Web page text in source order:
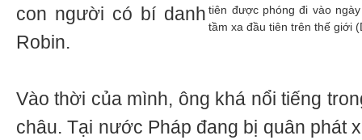
tiên được phóng đi vào
tầm xa đầu tiên trên thế giới
con người có bí danh
Robin.
Vào thời của mình, ông khá nổi tiếng
châu. Tại nước Pháp đang bị quân phát